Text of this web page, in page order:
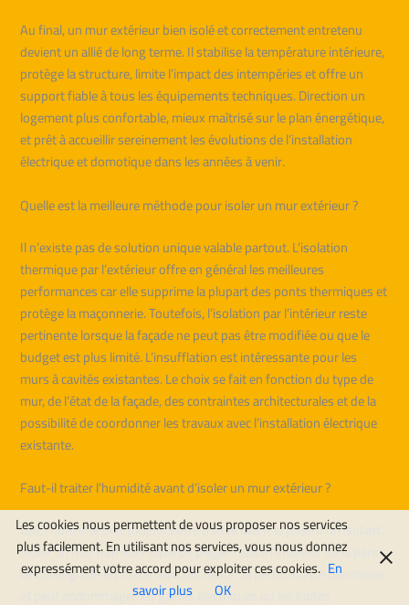
Au final, un mur extérieur bien isolé et correctement entretenu
devient un allié de long terme. Il stabilise la température intérieure,
protège la structure, limite l’impact des intempéries et offre un
support fiable à tous les équipements techniques. Direction un
logement plus confortable, mieux maîtrisé sur le plan énergétique,
et prêt à accueillir sereinement les évolutions de l’installation
électrique et domotique dans les années à venir.
Quelle est la meilleure méthode pour isoler un mur extérieur ?
Il n’existe pas de solution unique valable partout. L’isolation
thermique par l’extérieur offre en général les meilleures
performances car elle supprime la plupart des ponts thermiques et
protège la maçonnerie. Toutefois, l’isolation par l’intérieur reste
pertinente lorsque la façade ne peut pas être modifiée ou que le
budget est plus limité. L’insufflation est intéressante pour les
murs à cavités existantes. Le choix se fait en fonction du type de
mur, de l’état de la façade, des contraintes architecturales et de la
possibilité de coordonner les travaux avec l’installation électrique
existante.
Faut-il traiter l’humidité avant d’isoler un mur extérieur ?
Oui, l’humidité doit toujours être traitée avant la pose d’un isolant.
Isoler un mur humide risque de piéger l’eau à l’intérieur de la paroi,
ce qui dégrade les matériaux, fait chuter la performance thermique
et peut endommager les gaines électriques ou les boîtes
Les cookies nous permettent de vous proposer nos services
plus facilement. En utilisant nos services, vous nous donnez
expressément votre accord pour exploiter ces cookies. En
savoir plus
OK